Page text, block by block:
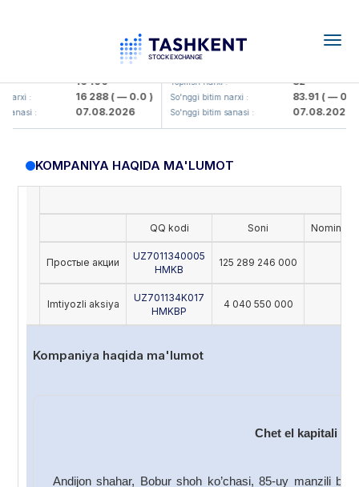
16 100
: 16 288( — 0.0 )
: 07.08.2026
KFSK (<Kafolat sug'urta
Yopilish narxi : 82
So'nggi bitim narxi : 83.91( — 0.0 )
So'nggi bitim sanasi : 07.08.2026
KOMPANIYA HAQIDA MA'LUMOT
QQ kodi Soni Nominal
Простые акции
UZ7011340005
HMKB
125 289 246 000
Imtiyozli aksiya
UZ701134K017
HMKBP
4 040 550 000
Kompaniya haqida ma'lumot
Chet el kapitali
Andijon shahar, Bobur shoh ko’chasi, 85-uy manzili